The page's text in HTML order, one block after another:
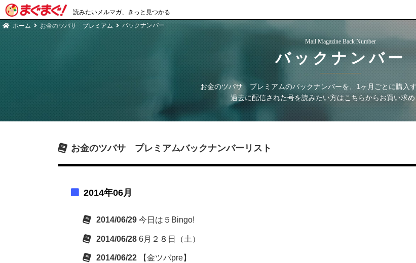
読みたいメルマガ、きっと見つかる
ホーム お金のツバサ プレミアム バックナンバー
Mail Magazine Back Number
バックナンバー
お金のツバサ プレミアムのバックナンバーを、1ヶ月ごとに購入
過去に配信された号を読みたい方はこちらからお買い求め
お金のツバサ プレミアムバックナンバーリスト
2014年06月
2014/06/29 今日は５Bingo!
2014/06/28 6月２８日（土）
2014/06/22 【金ツバpre】